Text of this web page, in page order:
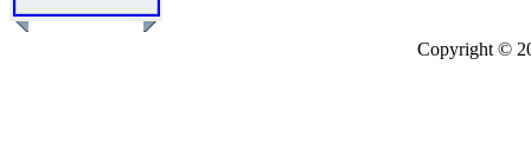
Copyright ©